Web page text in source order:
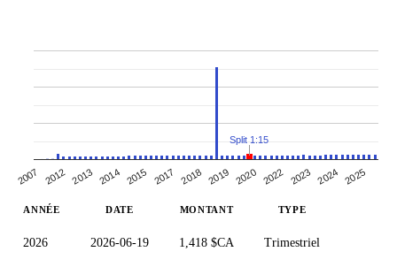
2007 2012 2013 2014 2015 2017 2018 2019 2020 2022 2023 2024 2025
Split 1:15
ANNÉE DATE MONTANT TYPE
2026 2026-06-19 1,418 $CA Trimestriel